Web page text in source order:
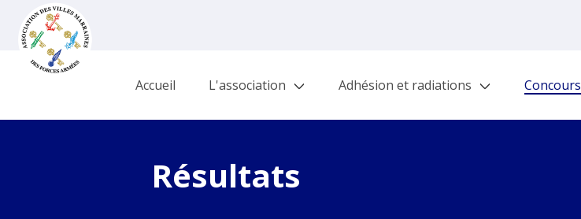
Accueil L'association Adhésion et radiations Concours
Résultats